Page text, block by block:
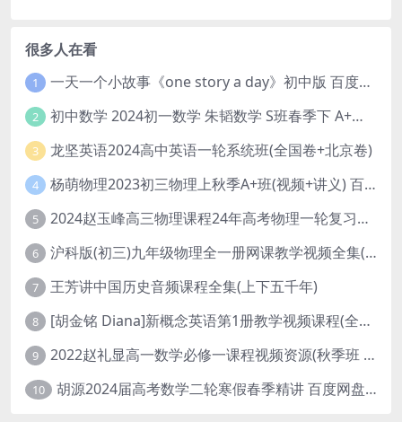
很多人在看
1 一天一个小故事《one story a day》初中版 百度网盘分享下载
2 初中数学 2024初一数学 朱韬数学 S班春季下 A+班春季下 百度云网盘
3 龙坚英语2024高中英语一轮系统班(全国卷+北京卷)
4 杨萌物理2023初三物理上秋季A+班(视频+讲义) 百度网盘分享
5 2024赵玉峰高三物理课程24年高考物理一轮复习网课教程
6 沪科版(初三)九年级物理全一册网课教学视频全集(录播版 杜春雨 66讲)
7 王芳讲中国历史音频课程全集(上下五千年)
8 [胡金铭 Diana]新概念英语第1册教学视频课程(全集 百度网盘下载)
9 2022赵礼显高一数学必修一课程视频资源(秋季班 含讲义)百度网盘云
10 胡源2024届高考数学二轮寒假春季精讲 百度网盘分享